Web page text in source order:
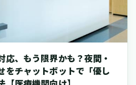
しまいます。大切なのは、「未収金
るのか」「患者さんへの立替払い
か」「レセプトの修正で差額が出た
るのか」といった、現場で起こりう
この記事では、最新のシステムに関
営指標の難しい話は一旦脇に置きま
応、もう限界かも？夜間・
をチャットボットで「優し